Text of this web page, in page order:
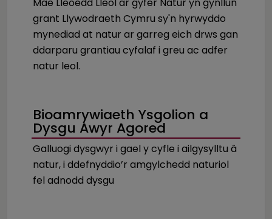
grant Llywodraeth Cymru sy'n hyrwyddo
mynediad at natur ar garreg eich drws gan
ddarparu grantiau cyfalaf i greu ac adfer
natur leol.
Bioamrywiaeth Ysgolion a
Dysgu Awyr Agored
Galluogi dysgwyr i gael y cyfle i ailgysylltu â
natur, i ddefnyddio’r amgylchedd naturiol
fel adnodd dysgu